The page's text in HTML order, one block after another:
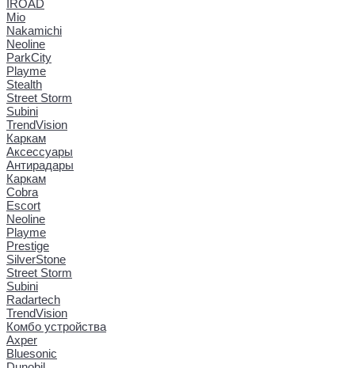
IROAD
Mio
Nakamichi
Neoline
ParkCity
Playme
Stealth
Street Storm
Subini
TrendVision
Каркам
Аксессуары
Антирадары
Каркам
Cobra
Escort
Neoline
Playme
Prestige
SilverStone
Street Storm
Subini
Radartech
TrendVision
Комбо устройства
Axper
Bluesonic